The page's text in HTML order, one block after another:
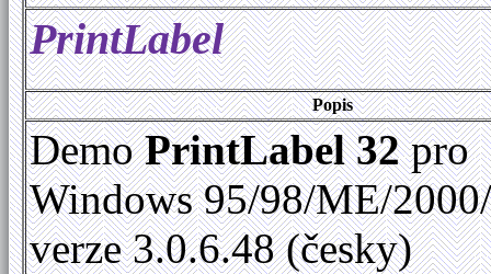
PrintLabel
Popis
DemoPrintLabel 32pro
Windows 95/98/ME/
verze 3.0.6.48 (česky)